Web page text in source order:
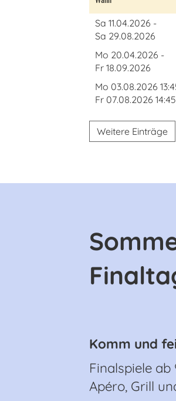
Sa 11.04.2026 -
Sa 29.08.2026
Mo 20.04.2026 -
Fr 18.09.2026
Mo 03.08.2026
Fr 07.08.2026 14:45
Weitere Einträge
Komm und
Finalspiele ab
Apéro, Grill